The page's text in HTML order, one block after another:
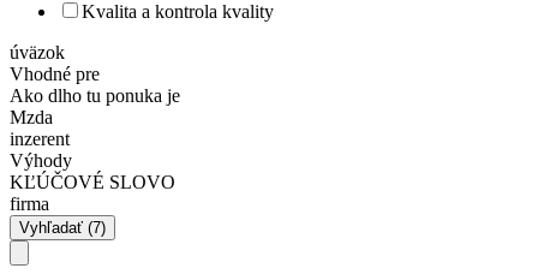
Kvalita a kontrola kvality
úväzok
Vhodné pre
Ako dlho tu ponuka je
Mzda
inzerent
Výhody
KĽÚČOVÉ SLOVO
firma